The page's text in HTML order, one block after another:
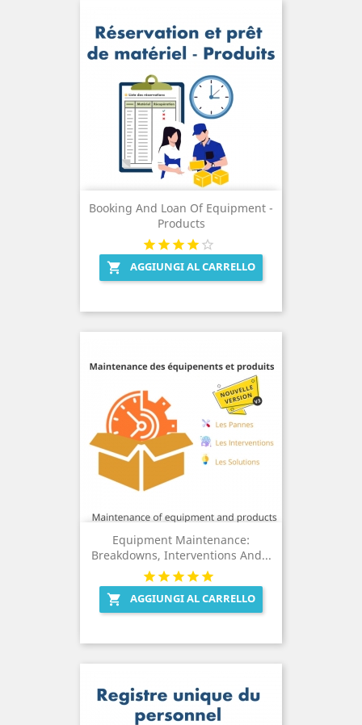
Booking And Loan Of Equipment -
Products
 AGGIUNGI AL CARRELLO
Equipment Maintenance:
Breakdowns, Interventions And...
 AGGIUNGI AL CARRELLO